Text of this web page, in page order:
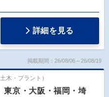
詳細を見る
掲載期間：26/08/06～26/08/19
木・プラント）
京・大阪・福岡・埼